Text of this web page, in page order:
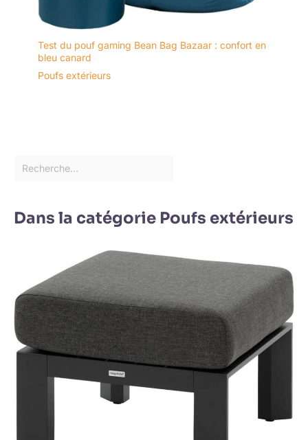
Test du pouf gaming Bean Bag Bazaar : confort en
bleu canard
Poufs extérieurs
Dans la catégorie Poufs extérieurs